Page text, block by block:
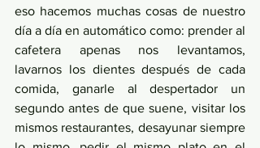
eso hacemos muchas cosas de nuestro
día a día en automático como: prender al
cafetera apenas nos levantamos,
lavarnos los dientes después de cada
comida, ganarle al despertador un
segundo antes de que suene, visitar los
mismos restaurantes, desayunar siempre